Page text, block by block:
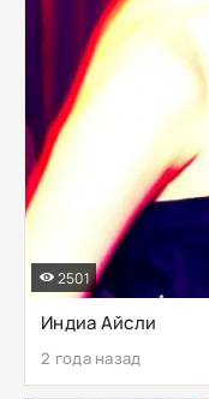
Индиа Айсли
2 года назад
2501